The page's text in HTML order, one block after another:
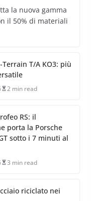
la nuova gamma
il 50% di materiali
T/A KO3: più
2 min read
RS: il
sotto i 7 minuti al